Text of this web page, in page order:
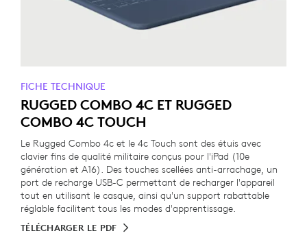
FICHE TECHNIQUE
RUGGED COMBO 4C ET RUGGED
COMBO 4C TOUCH
Le Rugged Combo 4c et le 4c Touch sont des étuis avec
clavier fins de qualité militaire conçus pour l'iPad (10e
génération et A16). Des touches scellées anti-arrachage, un
port de recharge USB-C permettant de recharger l'appareil
tout en utilisant le casque, ainsi qu'un support rabattable
réglable facilitent tous les modes d'apprentissage.
TÉLÉCHARGER LE PDF